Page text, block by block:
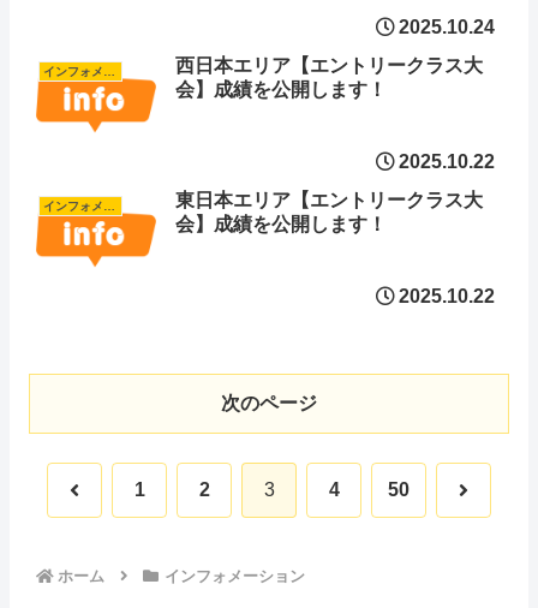
2025.10.24
西日本エリア【エントリークラス大
会】成績を公開します！
2025.10.22
東日本エリア【エントリークラス大
会】成績を公開します！
2025.10.22
次のページ
前 1 2 3 4 50 次
ホーム インフォメーション